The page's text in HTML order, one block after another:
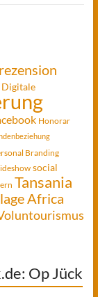
Digitale
Honorar
Branding
social
Tansania
Africa
Op Jück